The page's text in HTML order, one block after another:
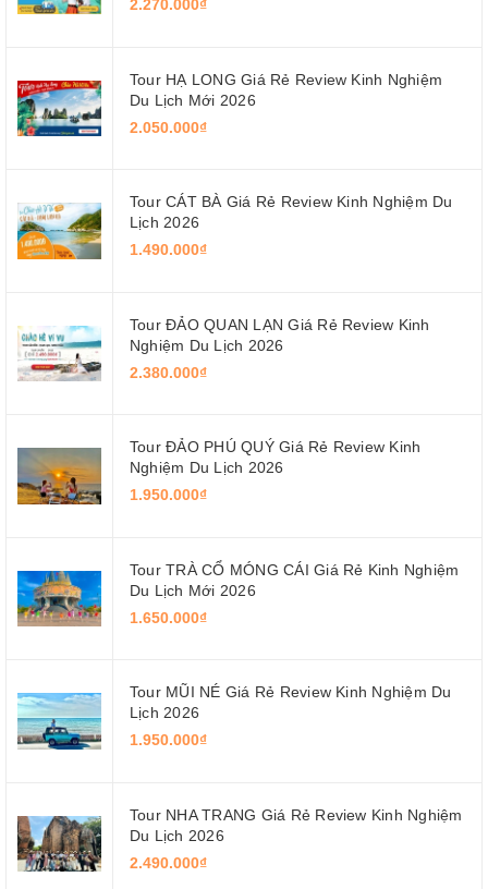
2.270.000₫
Tour HẠ LONG Giá Rẻ Review Kinh Nghiệm
Du Lịch Mới 2026
2.050.000₫
Tour CÁT BÀ Giá Rẻ Review Kinh Nghiệm Du
Lịch 2026
1.490.000₫
Tour ĐẢO QUAN LẠN Giá Rẻ Review Kinh
Nghiệm Du Lịch 2026
2.380.000₫
Tour ĐẢO PHÚ QUÝ Giá Rẻ Review Kinh
Nghiệm Du Lịch 2026
1.950.000₫
Tour TRÀ CỔ MÓNG CÁI Giá Rẻ Kinh Nghiệm
Du Lịch Mới 2026
1.650.000₫
Tour MŨI NÉ Giá Rẻ Review Kinh Nghiệm Du
Lịch 2026
1.950.000₫
Tour NHA TRANG Giá Rẻ Review Kinh Nghiệm
Du Lịch 2026
2.490.000₫